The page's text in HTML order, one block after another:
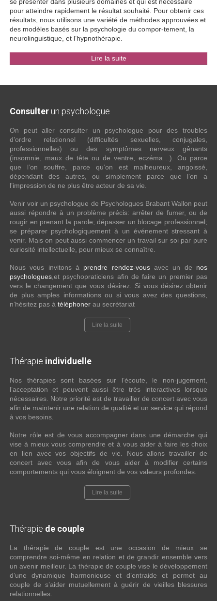
pour atteindre rapidement le résultat souhaité. Pour obtenir ces
résultats, nous utilisons une variété de méthodes approuvées et
des modèles basés sur la psychologie du compor-tement, la
neurolinguistique, et l’hypnothérapie.
Lire la suite
Consulter un psychologue
On peut aller consulter un psychologue pour des troubles
d’ordre relationnel (difficultés sexuelles, conjugales,
professionnelles) ou des symptômes nerveux gênants
(insomnie, maux de tête ou de ventre, eczéma…). Ou parce
que l’on souffre, parce qu’on est malheureux, angoissé,
dépendant des autres, ou simplement parce que l’on a
l’impression de ne plus être acteur de sa vie.
Venir voir un psychologue de Psychologues Brabant Wallon peut
aussi répondre à un problème précis: arrêter de fumer, ou de
rougir en prenant la parole; dépasser un blocage professionnel;
se préparer psychologiquement à un événement stressant à
venir. Mais on peut aussi commencer un travail sur soi par pure
curiosité intellectuelle, pour mieux se connaître.
Nous vous invitons à prendre rendez-vousavec un de nos
psychologues ,et psychopraticiens afin de faire un premier pas
vers le changement que vous désirez. Si vous désirez obtenir
de plus amples informations ou si vous avez des questions,
n’hésitez pas à téléphoner au secrétariat
Lire la suite
Thérapie individuelle
Nos thérapies sont basées sur l’écoute, le non-jugement,
l’acceptation et peuvent aussi être très interactives lorsque
nécessaires. Notre priorité est de travailler de concert avec vous
afin de maintenir une relation de qualité et un service qui répond
à vos besoins.
Notre rôle est de vous accompagner dans une démarche qui
vise à mieux vous comprendre et à vous aider à faire les choix
en lien avec vos objectifs de vie. Nous allons travailler de
concert avec vous afin de vous aider à modifier certains
comportements qui vous éloignent de vos valeurs profondes.
Lire la suite
Thérapie de couple
La thérapie de couple est une occasion de mieux se
comprendre soi-même en relation et de grandir ensemble vers
un avenir meilleur. La thérapie de couple vise le développement
d’une dynamique harmonieuse et d’entraide et permet au
couple de s’aider mutuellement à guérir de vieilles blessures
relationnelles.